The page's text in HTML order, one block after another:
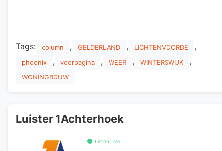
Tags: column , GELDERLAND , LICHTENVOORDE ,
phoenix , voorpagina , WEER , WINTERSWIJK ,
WONINGBOUW
Luister 1Achterhoek
Listen Live